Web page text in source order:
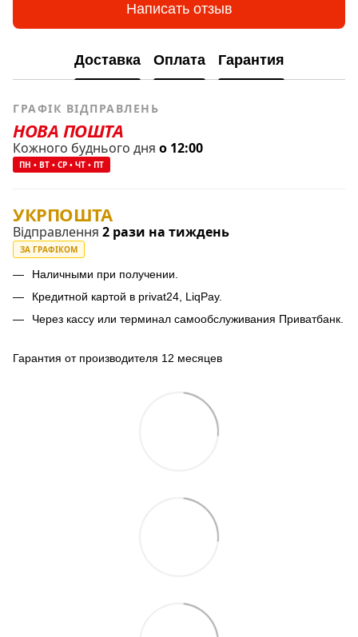
Написать отзыв
Доставка Оплата Гарантия
ГРАФІК ВІДПРАВЛЕНЬ
НОВА ПОШТА
Кожного буднього дня о 12:00
ПН • ВТ • СР • ЧТ • ПТ
УКРПОШТА
Відправлення 2 рази на тиждень
ЗА ГРАФІКОМ
Наличными при получении.
Кредитной картой в privat24, LiqPay.
Через кассу или терминал самообслуживания Приватбанк.
Гарантия от производителя 12 месяцев